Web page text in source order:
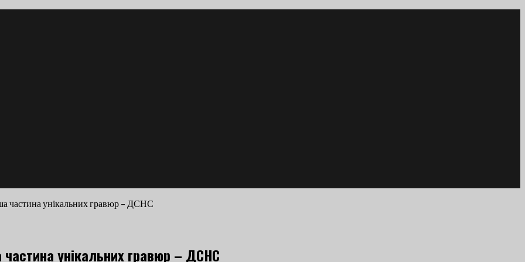
частина унікальних гравюр – ДСНС
унікальних гравюр – ДСНС